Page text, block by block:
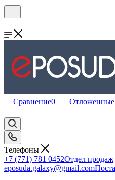
Сравнение0 Отложенные
Телефоны
+7 (771) 781 0452Отдел продаж
eposuda.galaxy@gmail.com